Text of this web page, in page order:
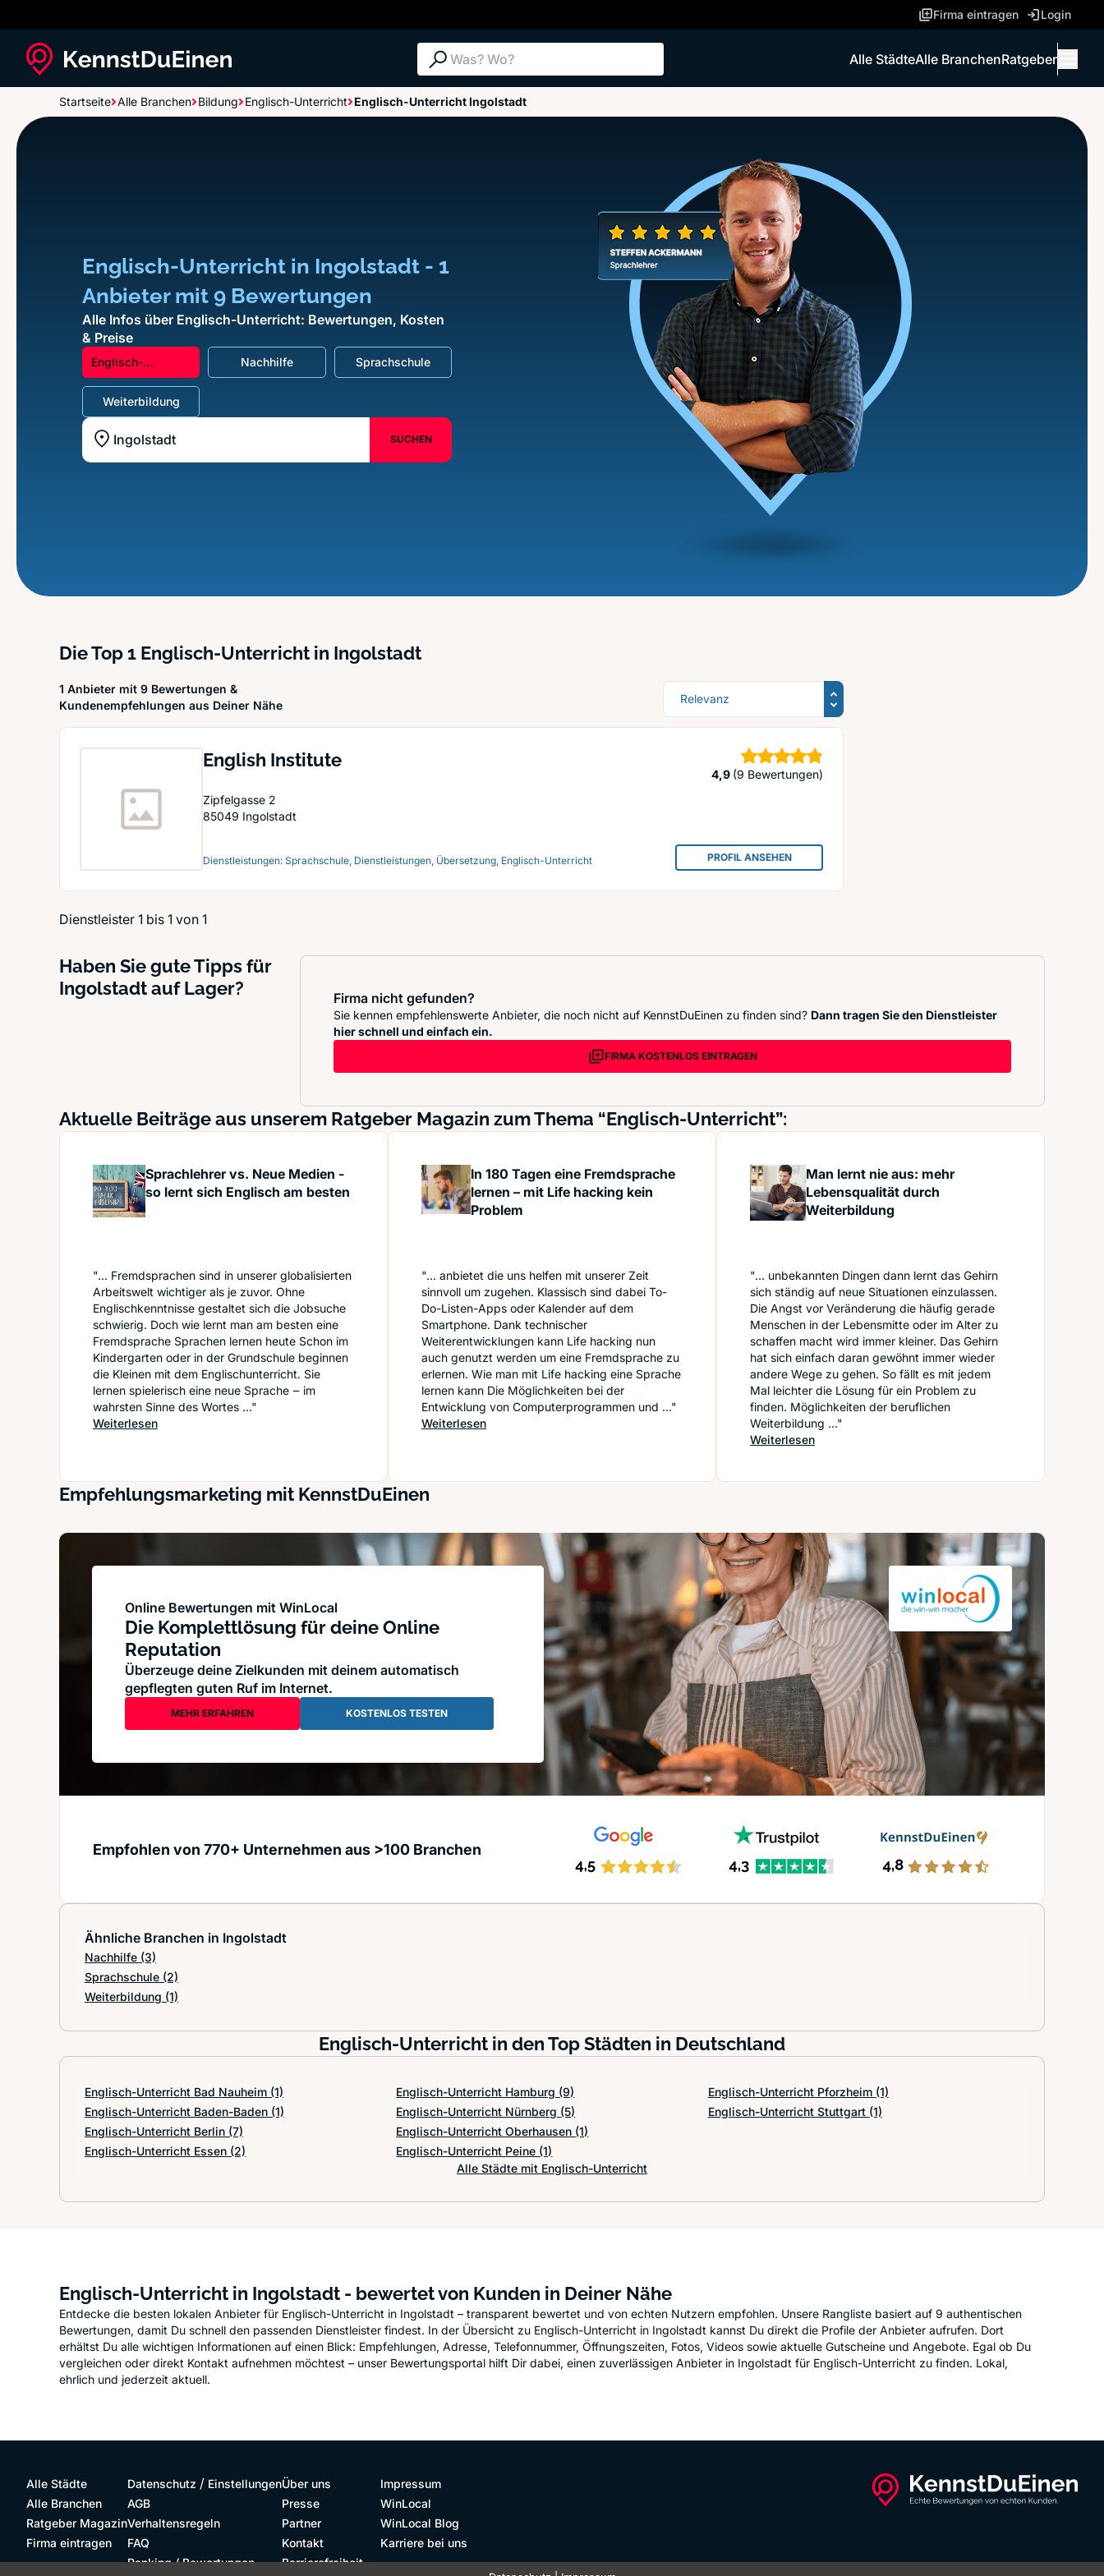
Firma eintragen Login
Suche: Was? Wo?
Alle StädteAlle BranchenRatgeber
Startseite Alle Branchen Bildung Englisch-Unterricht Englisch-Unterricht Ingolstadt
Englisch-Unterricht in Ingolstadt - 1
Anbieter mit 9 Bewertungen
Alle Infos über Englisch-Unterricht: Bewertungen, Kosten
& Preise
Englisch-
Unterricht
Nachhilfe Sprachschule
Weiterbildung
Standort z.B. Frankfurt am Main
SUCHEN
Die Top 1 Englisch-Unterricht in Ingolstadt
1 Anbieter mit 9 Bewertungen &
Kundenempfehlungen aus Deiner Nähe
Sortierung
English Institute
Zipfelgasse 2
85049 Ingolstadt
Dienstleistungen: Sprachschule, Dienstleistungen, Übersetzung, Englisch-Unterricht
4,9 Sterne
(9 Bewertungen)
PROFIL ANSEHEN: ENGLISH INSTITUTE
Dienstleister 1 bis 1 von 1
Haben Sie gute Tipps für
Ingolstadt auf Lager?
Firma nicht gefunden?
Sie kennen empfehlenswerte Anbieter, die noch nicht auf KennstDuEinen zu finden sind? Dann tragen Sie den Dienstleister
hier schnell und einfach ein.
FIRMA KOSTENLOS EINTRAGEN
Aktuelle Beiträge aus unserem Ratgeber Magazin zum Thema “Englisch-Unterricht”:
Sprachlehrer vs. Neue Medien -
so lernt sich Englisch am besten
"... Fremdsprachen sind in unserer globalisierten
Arbeitswelt wichtiger als je zuvor. Ohne
Englischkenntnisse gestaltet sich die Jobsuche
schwierig. Doch wie lernt man am besten eine
Fremdsprache Sprachen lernen heute Schon im
Kindergarten oder in der Grundschule beginnen
die Kleinen mit dem Englischunterricht. Sie
lernen spielerisch eine neue Sprache ‒ im
wahrsten Sinne des Wortes ..."
Weiterlesen: Sprachlehrer vs. Neue Medien - so lernt sich Englisch am besten
In 180 Tagen eine Fremdsprache
lernen – mit Life hacking kein
Problem
"... anbietet die uns helfen mit unserer Zeit
sinnvoll um zugehen. Klassisch sind dabei To-
Do-Listen-Apps oder Kalender auf dem
Smartphone. Dank technischer
Weiterentwicklungen kann Life hacking nun
auch genutzt werden um eine Fremdsprache zu
erlernen. Wie man mit Life hacking eine Sprache
lernen kann Die Möglichkeiten bei der
Entwicklung von Computerprogrammen und ..."
Weiterlesen: In 180 Tagen eine Fremdsprache lernen – mit Life hacking kein Problem
Man lernt nie aus: mehr
Lebensqualität durch
Weiterbildung
"... unbekannten Dingen dann lernt das Gehirn
sich ständig auf neue Situationen einzulassen.
Die Angst vor Veränderung die häufig gerade
Menschen in der Lebensmitte oder im Alter zu
schaffen macht wird immer kleiner. Das Gehirn
hat sich einfach daran gewöhnt immer wieder
andere Wege zu gehen. So fällt es mit jedem
Mal leichter die Lösung für ein Problem zu
finden. Möglichkeiten der beruflichen
Weiterbildung ..."
Weiterlesen: Man lernt nie aus: mehr Lebensqualität durch
Empfehlungsmarketing mit KennstDuEinen
Online Bewertungen mit WinLocal
Die Komplettlösung für deine Online
Reputation
Überzeuge deine Zielkunden mit deinem automatisch
gepflegten guten Ruf im Internet.
MEHR ERFAHREN KOSTENLOS TESTEN
Empfohlen von 770+ Unternehmen aus >100 Branchen
Ähnliche Branchen in Ingolstadt
Nachhilfe (3)
Sprachschule (2)
Weiterbildung (1)
Englisch-Unterricht in den Top Städten in Deutschland
Englisch-Unterricht Bad Nauheim (1)
Englisch-Unterricht Baden-Baden (1)
Englisch-Unterricht Berlin (7)
Englisch-Unterricht Essen (2)
Englisch-Unterricht Hamburg (9)
Englisch-Unterricht Nürnberg (5)
Englisch-Unterricht Oberhausen (1)
Englisch-Unterricht Peine (1)
Englisch-Unterricht Pforzheim (1)
Englisch-Unterricht Stuttgart (1)
Alle Städte mit Englisch-Unterricht
Englisch-Unterricht in Ingolstadt - bewertet von Kunden in Deiner Nähe
Entdecke die besten lokalen Anbieter für Englisch-Unterricht in Ingolstadt – transparent bewertet und von echten Nutzern empfohlen. Unsere Rangliste basiert auf 9 authentischen
Bewertungen, damit Du schnell den passenden Dienstleister findest. In der Übersicht zu Englisch-Unterricht in Ingolstadt kannst Du direkt die Profile der Anbieter aufrufen. Dort
erhältst Du alle wichtigen Informationen auf einen Blick: Empfehlungen, Adresse, Telefonnummer, Öffnungszeiten, Fotos, Videos sowie aktuelle Gutscheine und Angebote. Egal ob Du
vergleichen oder direkt Kontakt aufnehmen möchtest – unser Bewertungsportal hilft Dir dabei, einen zuverlässigen Anbieter in Ingolstadt für Englisch-Unterricht zu finden. Lokal,
ehrlich und jederzeit aktuell.
Alle Städte
Alle Branchen
Ratgeber Magazin
Firma eintragen
Datenschutz / Einstellungen
AGB
Verhaltensregeln
FAQ
Ranking / Bewertungen
Über uns
Presse
Partner
Kontakt
Barrierefreiheit
Impressum
WinLocal
WinLocal Blog
Karriere bei uns